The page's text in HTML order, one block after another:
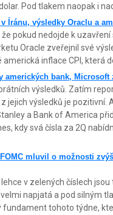
Pod tlakem naopak i
Íránu, výsledky Oraclu a
pokud nedojde k
Oracle zveřejnil své
americká inflace CPI, která
amerických bank,
výsledků. Zatím
jejich výsledků je pozitivní.
a Bank of America
kdy svá čísla za 2Q
mluvil o možnosti
v zelených číslech
velmi napjatá a pod silným
fundament tohoto týdne,